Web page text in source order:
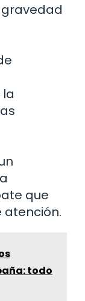
que
atención.
todo